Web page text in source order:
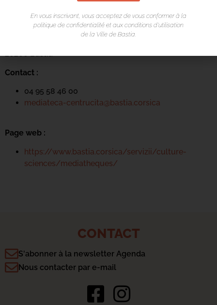
Mediateca Centru Cità
Place du Théatre
20200 Bastia
Contact :
04 95 58 46 00
mediateca-centrucita@bastia.corsica
Page web :
https://www.bastia.corsica/servizii/culture-
sciences/mediatheques/
CONTACT
S'abonner à la newsletter Agenda
Nous contacter par e-mail
En vous inscrivant, vous acceptez de vous conformer à la
politique de confidentialité et aux conditions d’utilisation
de la Ville de Bastia.